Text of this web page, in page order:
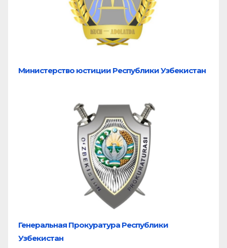
Министерство юстиции Республики Узбекистан
Генеральная Прокуратура Республики
Узбекистан